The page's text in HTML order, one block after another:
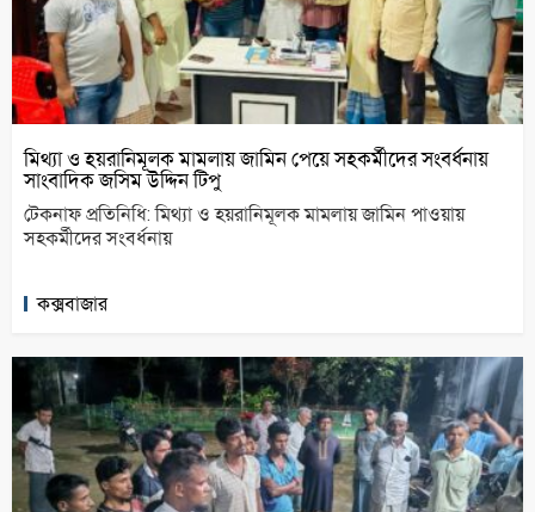
মিথ্যা ও হয়রানিমূলক মামলায় জামিন পেয়ে সহকর্মীদের সংবর্ধনায়
সাংবাদিক জসিম উদ্দিন টিপু
টেকনাফ প্রতিনিধি: মিথ্যা ও হয়রানিমূলক মামলায় জামিন পাওয়ায়
সহকর্মীদের সংবর্ধনায়
কক্সবাজার